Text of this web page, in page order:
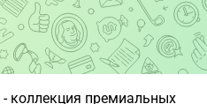
- коллекция премиальных